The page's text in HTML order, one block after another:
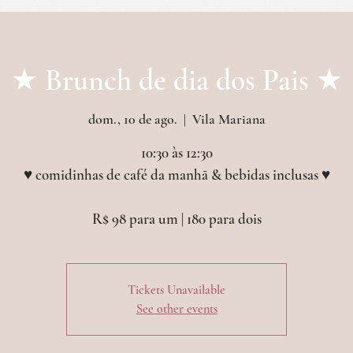
★ Brunch de dia dos Pais ★
dom., 10 de ago.
  |
Vila Mariana
10:30 às 12:30
♥︎ comidinhas de café da manhã & bebidas inclusas ♥︎
R$ 98 para um | 180 para dois
Tickets Unavailable
See other events